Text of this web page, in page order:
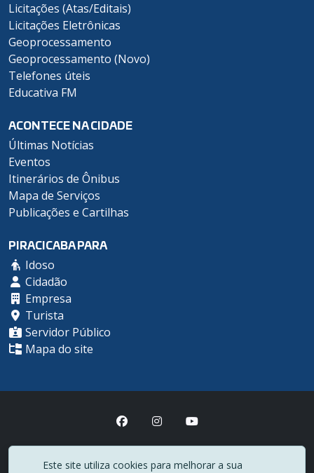
Licitações (Atas/Editais)
Licitações Eletrônicas
Geoprocessamento
Geoprocessamento (Novo)
Telefones úteis
Educativa FM
ACONTECE NA CIDADE
Últimas Notícias
Eventos
Itinerários de Ônibus
Mapa de Serviços
Publicações e Cartilhas
PIRACICABA PARA
Idoso
Cidadão
Empresa
Turista
Servidor Público
Mapa do site
(19) 3403-1000
Este site utiliza cookies para melhorar a sua